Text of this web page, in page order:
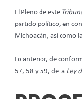
El Pleno de este
partido político, en
Michoacán, así como
Lo anterior, de
57, 58 y 59, de la Ley